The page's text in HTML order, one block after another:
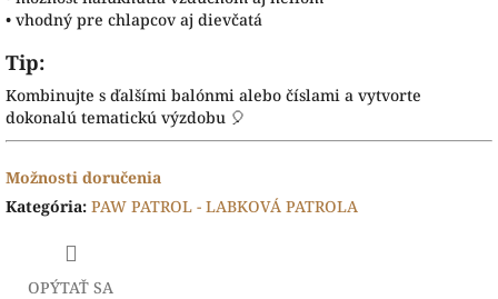
• vhodný pre chlapcov aj dievčatá
Tip:
Kombinujte s ďalšími balónmi alebo číslami a vytvorte
dokonalú tematickú výzdobu 🎈
Možnosti doručenia
Kategória: PAW PATROL - LABKOVÁ PATROLA
OPÝTAŤ SA